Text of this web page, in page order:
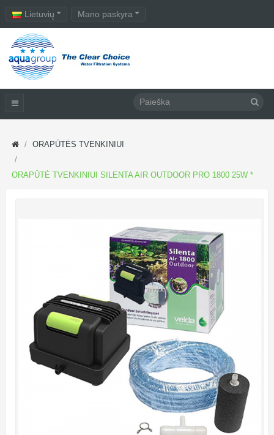
Lietuvių Mano paskyra
ORAPŪTĖS TVENKINIUI
ORAPŪTĖ TVENKINIUI SILENTA AIR OUTDOOR PRO 1800 25W *